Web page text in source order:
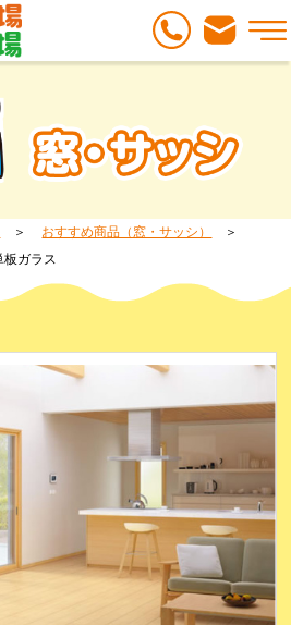
おすすめ商品（窓・サッシ）
ガラス